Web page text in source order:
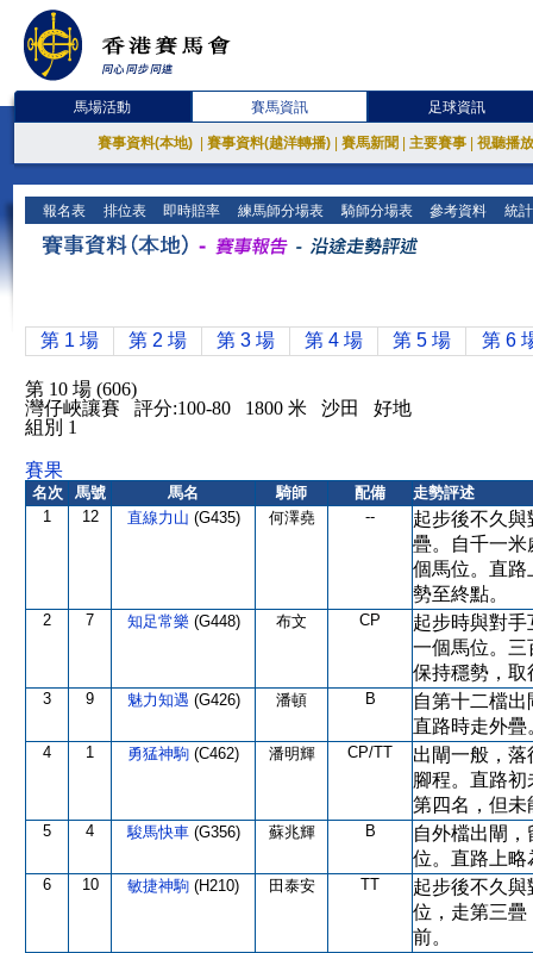
馬場活動 賽馬資訊 足球資訊
賽事資料(本地) 賽事資料(越洋轉播) 賽馬新聞 主要賽事 視聽播
報名表 排位表 即時賠率 練馬師分場表 騎師分場表 參考資料 統
第 1 場 第 2 場 第 3 場 第 4 場 第 5 場 第 6
第 10 場 (606)
灣仔峽讓賽 評分:100-80 1800 米 沙田 好地
組別 1
賽果
名次 馬號 馬名 騎師 配備
走勢評述
1
12 直線力山 (G435) 何澤堯 --
起步後不久
疊。自千一米
個馬位。直路
勢至終點。
2 7 知足常樂 (G448) 布文 CP
起步時與對
一個馬位。三
保持穩勢，取
3 9 魅力知遇 (G426) 潘頓 B
自第十二檔
直路時走外疊
4 1 勇猛神駒 (C462) 潘明輝 CP/TT
出閘一般，
腳程。直路
第四名，但未
5 4 駿馬快車 (G356) 蘇兆輝 B
自外檔出閘
位。直路上略
6 10 敏捷神駒 (H210) 田泰安 TT
起步後不久
位，走第三疊
前。